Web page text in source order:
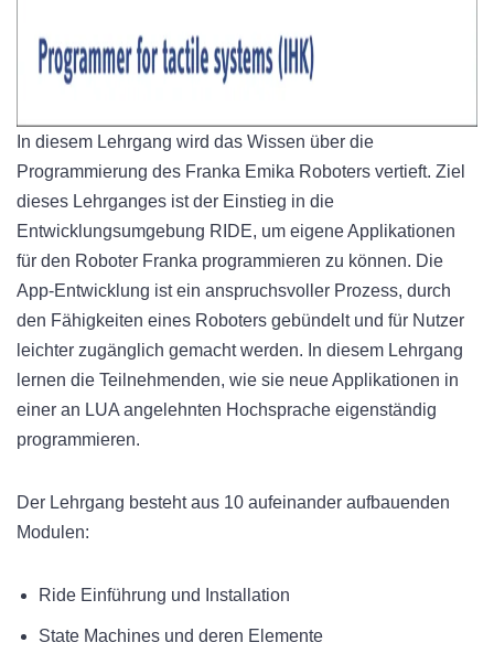
In diesem Lehrgang wird das Wissen über die
Programmierung des Franka Emika Roboters vertieft. Ziel
dieses Lehrganges ist der Einstieg in die
Entwicklungsumgebung RIDE, um eigene Applikationen
für den Roboter Franka programmieren zu können. Die
App-Entwicklung ist ein anspruchsvoller Prozess, durch
den Fähigkeiten eines Roboters gebündelt und für Nutzer
leichter zugänglich gemacht werden. In diesem Lehrgang
lernen die Teilnehmenden, wie sie neue Applikationen in
einer an LUA angelehnten Hochsprache eigenständig
programmieren.
Der Lehrgang besteht aus 10 aufeinander aufbauenden
Modulen:
Ride Einführung und Installation
State Machines und deren Elemente